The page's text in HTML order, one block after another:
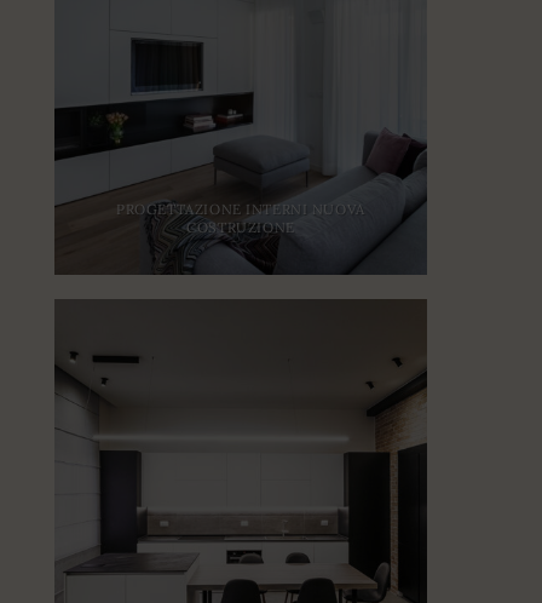
PROGETTAZIONE INTERNI NUOVA
COSTRUZIONE